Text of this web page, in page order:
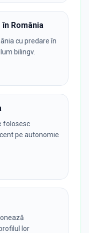
România
cu predare în
bilingv.
folosesc
pe autonomie
lor